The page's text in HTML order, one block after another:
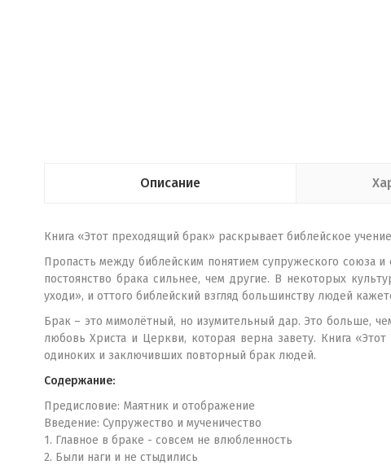
Описание
Книга «Этот преходящий брак» раскрывает библейское
Пропасть между библейским понятием супружеского союза
постоянство брака сильнее, чем другие. В некоторых
уходи», и оттого библейский взгляд большинству людей
Брак – это мимолётный, но изумительный дар. Это больше,
любовь Христа и Церкви, которая верна завету. Книга
одиноких и заключивших повторный брак людей.
Содержание:
Предисловие: Маятник и отображение
Введение: Супружество и мученичество
1. Главное в браке - совсем не влюбленность
2. Были наги и не стыдились